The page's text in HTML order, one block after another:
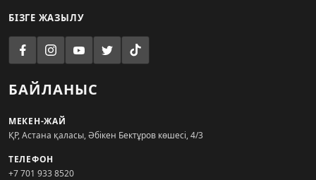
БІЗГЕ ЖАЗЫЛУ
БАЙЛАНЫС
МЕКЕН-ЖАЙ
ҚР, Астана қаласы, Әбікен Бектұров көшесі, 4/3
ТЕЛЕФОН
+7 701 933 8520